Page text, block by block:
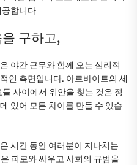
공합니다
구하고,
야간 근무와 함께 오는 심리적
인 측면입니다. 아르바이트의 세
사이에서 위안을 찾는 것은 정
있어 모든 차이를 만들 수 있습
시간 동안 여러분이 지나치는
피로와 싸우고 사회의 규범을